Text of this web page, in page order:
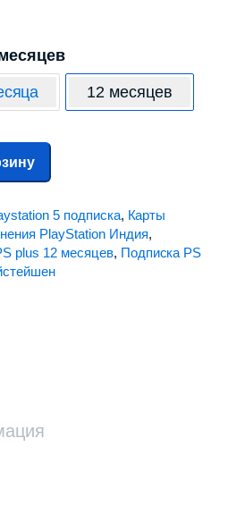
12 месяцев
5 подписка, Карты
PlayStation Индия,
plus 12 месяцев, Подписка PS